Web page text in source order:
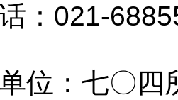
021-
：七〇四